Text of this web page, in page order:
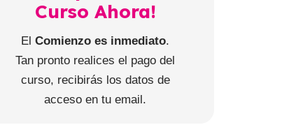
Curso Ahora!
ElComienzo es inmediato.
Tan pronto realices el pago del
curso, recibirás los datos de
acceso en tu email.